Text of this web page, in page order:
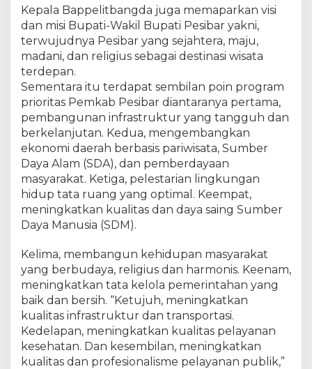
Kepala Bappelitbangda juga memaparkan visi
dan misi Bupati-Wakil Bupati Pesibar yakni,
terwujudnya Pesibar yang sejahtera, maju,
madani, dan religius sebagai destinasi wisata
terdepan.
Sementara itu terdapat sembilan poin program
prioritas Pemkab Pesibar diantaranya pertama,
pembangunan infrastruktur yang tangguh dan
berkelanjutan. Kedua, mengembangkan
ekonomi daerah berbasis pariwisata, Sumber
Daya Alam (SDA), dan pemberdayaan
masyarakat. Ketiga, pelestarian lingkungan
hidup tata ruang yang optimal. Keempat,
meningkatkan kualitas dan daya saing Sumber
Daya Manusia (SDM).
Kelima, membangun kehidupan masyarakat
yang berbudaya, religius dan harmonis. Keenam,
meningkatkan tata kelola pemerintahan yang
baik dan bersih. “Ketujuh, meningkatkan
kualitas infrastruktur dan transportasi.
Kedelapan, meningkatkan kualitas pelayanan
kesehatan. Dan kesembilan, meningkatkan
kualitas dan profesionalisme pelayanan publik,”